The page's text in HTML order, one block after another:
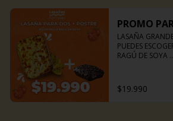
🥓Baby bacon
🍝Boloñesa
🌱Ragú de soya
PROMO
LASAÑA
PUEDES
RAGÚ DE SOYA
Pancitos de ajo
$19.990